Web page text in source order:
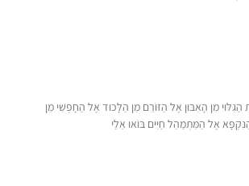
הַגִּלּוּי מִן הָאִבּוּן אֶל הַזּוֹרֵם מִן הַלָּכוּד אֶל הַחָפְשִׁי מִן
אֶל הַמִּתְמַהֵל חַיִּים בּוֹאוּ אֵלַי